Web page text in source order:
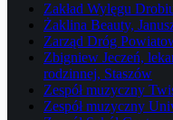
Zakład Wylęgu
Żaklina Beauty,
Zarząd Dróg
Zbigniew Jeczeń,
rodzinnej, Staszów
Zespół muzyczny
Zespół muzyczny